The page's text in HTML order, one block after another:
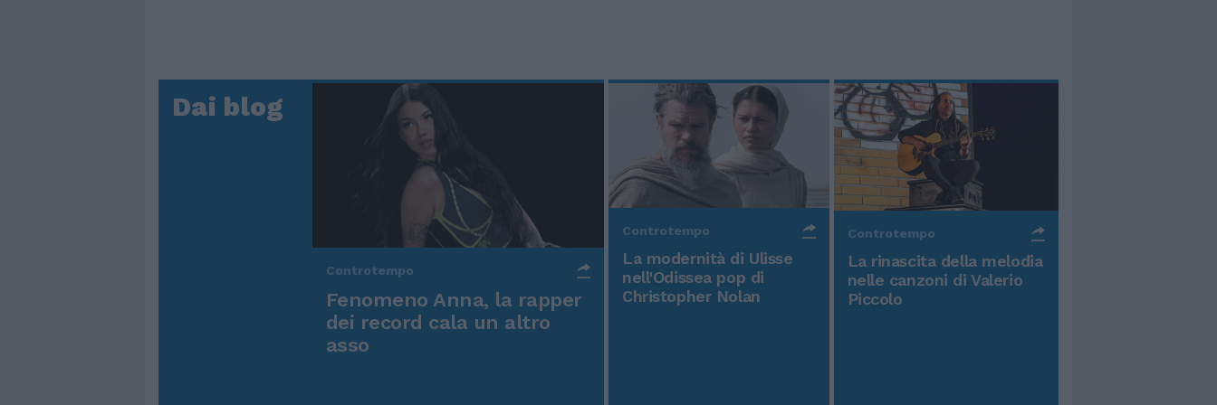
Dai blog
Controtempo
Fenomeno Anna, la rapper
dei record cala un altro
asso
Controtempo
La modernità di Ulisse
nell'Odissea pop di
Christopher Nolan
Controtempo
La rinascita della melodia
nelle canzoni di Valerio
Piccolo